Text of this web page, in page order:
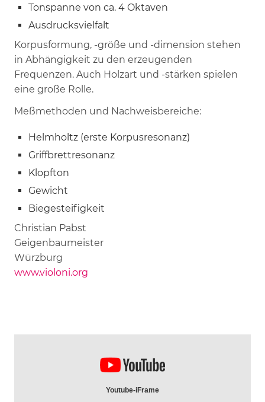
Tonspanne von ca. 4 Oktaven
Ausdrucksvielfalt
Korpusformung, -größe und -dimension stehen
in Abhängigkeit zu den erzeugenden
Frequenzen. Auch Holzart und -stärken spielen
eine große Rolle.
Meßmethoden und Nachweisbereiche:
Helmholtz (erste Korpusresonanz)
Griffbrettresonanz
Klopfton
Gewicht
Biegesteifigkeit
Christian Pabst
Geigenbaumeister
Würzburg
www.violoni.org